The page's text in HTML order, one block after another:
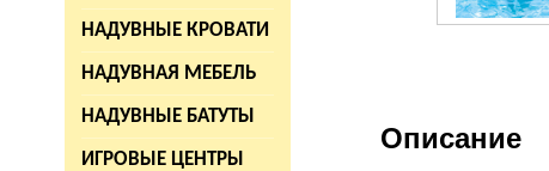
НАДУВНЫЕ КРОВАТИ
НАДУВНАЯ МЕБЕЛЬ
НАДУВНЫЕ БАТУТЫ
ИГРОВЫЕ ЦЕНТРЫ
Описание